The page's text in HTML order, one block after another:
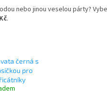
nebo jinou veselou párty?
.
černá s
pro